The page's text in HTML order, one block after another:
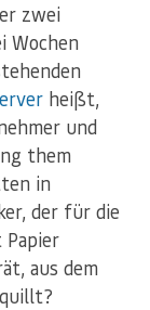
zwei
Wochen
heißt,
und
them
in
der für die
aus dem